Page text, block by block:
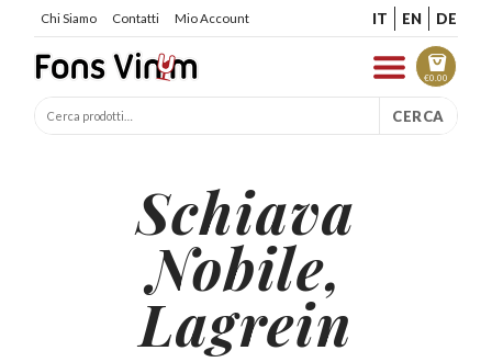
Chi Siamo Contatti Mio Account IT EN DE
€0.00
CERCA
Schiava
Nobile,
Lagrein